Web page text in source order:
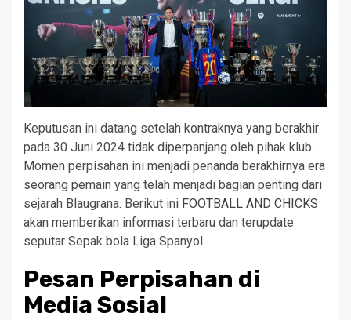
Keputusan ini datang setelah kontraknya yang berakhir
pada 30 Juni 2024 tidak diperpanjang oleh pihak klub.
Momen perpisahan ini menjadi penanda berakhirnya era
seorang pemain yang telah menjadi bagian penting dari
sejarah Blaugrana. Berikut ini FOOTBALL AND CHICKS
akan memberikan informasi terbaru dan terupdate
seputar Sepak bola Liga Spanyol.
Pesan Perpisahan di
Media Sosial